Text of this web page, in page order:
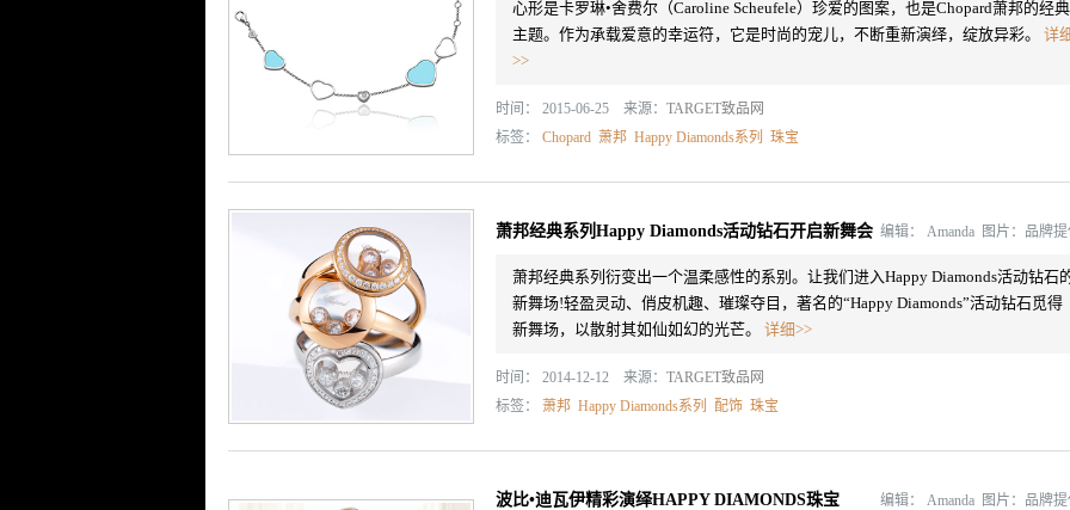
心形是卡罗琳•舍费尔（Caroline Scheufele）珍爱的图案，也是Chopard萧邦的经典
主题。作为承载爱意的幸运符，它是时尚的宠儿，不断重新演绎，绽放异彩。 详
>>
时间： 2015-06-25 来源： TARGET致品网
标签： Chopard 萧邦 Happy Diamonds系列 珠宝
萧邦经典系列Happy Diamonds活动钻石开启新舞会 编辑： Amanda 图片：品牌
萧邦经典系列衍变出一个温柔感性的系别。让我们进入Happy Diamonds活动钻石
新舞场!轻盈灵动、俏皮机趣、璀璨夺目，著名的“Happy Diamonds”活动钻石觅得
新舞场，以散射其如仙如幻的光芒。 详细>>
时间： 2014-12-12 来源： TARGET致品网
标签： 萧邦 Happy Diamonds系列 配饰 珠宝
波比•迪瓦伊精彩演绎HAPPY DIAMONDS珠宝 编辑： Amanda 图片：品牌